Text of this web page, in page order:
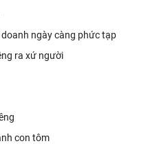
ngày càng phức tạp
ra xứ người
con tôm